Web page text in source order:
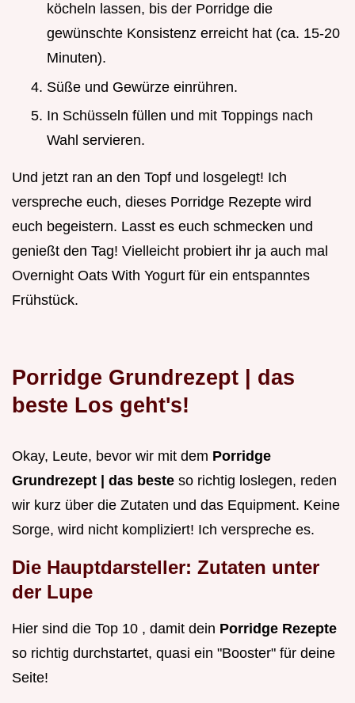
köcheln lassen, bis der Porridge die
gewünschte Konsistenz erreicht hat (ca. 15-20
Minuten).
Süße und Gewürze einrühren.
In Schüsseln füllen und mit Toppings nach
Wahl servieren.
Und jetzt ran an den Topf und losgelegt! Ich
verspreche euch, dieses Porridge Rezepte wird
euch begeistern. Lasst es euch schmecken und
genießt den Tag! Vielleicht probiert ihr ja auch mal
Overnight Oats With Yogurt für ein entspanntes
Frühstück.
Porridge Grundrezept | das
beste Los geht's!
Okay, Leute, bevor wir mit dem Porridge
Grundrezept | das beste so richtig loslegen, reden
wir kurz über die Zutaten und das Equipment. Keine
Sorge, wird nicht kompliziert! Ich verspreche es.
Die Hauptdarsteller: Zutaten unter
der Lupe
Hier sind die Top 10 , damit dein Porridge Rezepte
so richtig durchstartet, quasi ein "Booster" für deine
Seite!